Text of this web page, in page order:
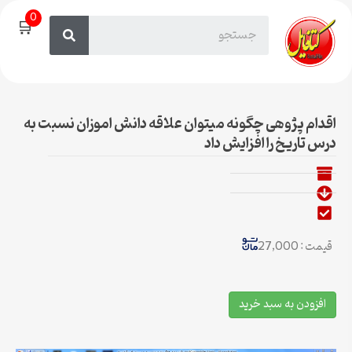
🛒0
اقدام پژوهی چگونه میتوان علاقه دانش اموزان نسبت به
درس تاریخ را افزایش داد
قیمت : 27,000
افزودن به سبد خرید